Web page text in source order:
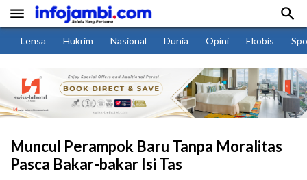
 
Lensa Hukrim Nasional Dunia Opini Ekobis
Muncul Perampok Baru Tanpa Moralitas
Pasca Bakar-bakar Isi Tas